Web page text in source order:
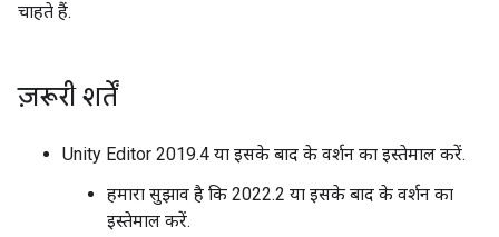
चाहते हैं.
ज़रूरी शर्तें
Unity Editor 2019.4 या इसके बाद के वर्शन का इस्तेमाल करें.
हमारा सुझाव है कि 2022.2 या इसके बाद के वर्शन का
इस्तेमाल करें.